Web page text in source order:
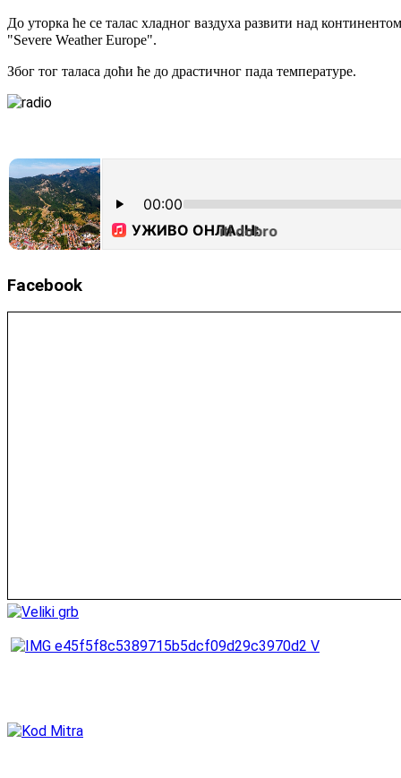
До уторка ће се талас хладног ваздуха развити над
"Severе Weather Europe".
Због тог таласа доћи ће до драстичног пада температуре.
Facebook